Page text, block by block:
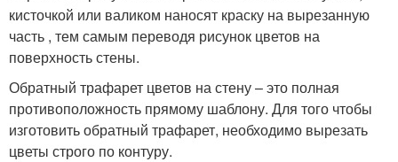
кисточкой или валиком наносят краску на вырезанную
часть , тем самым переводя рисунок цветов на
поверхность стены.
Обратный трафарет цветов на стену – это полная
противоположность прямому шаблону. Для того чтобы
изготовить обратный трафарет, необходимо вырезать
цветы строго по контуру.